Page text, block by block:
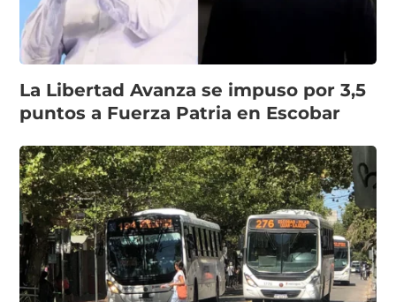
La Libertad Avanza se impuso por 3,5
puntos a Fuerza Patria en Escobar